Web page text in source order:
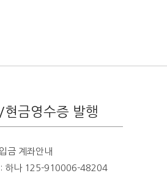
금영수증 발행
금 계좌안내
하나 125-910006-48204